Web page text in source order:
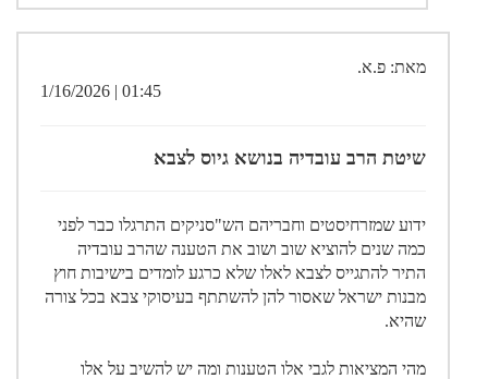
מאת: פ.א.
01:45 | 1/16/2026
שיטת הרב עובדיה בנושא גיוס לצבא
ידוע שמזרחיסטים וחבריהם הש"סניקים התרגלו כבר לפני
כמה שנים להוציא שוב ושוב את הטענה שהרב עובדיה
התיר להתגייס לצבא לאלו שלא כרגע לומדים בישיבות חוץ
מבנות ישראל שאסור להן להשתתף בעיסוקי צבא בכל צורה
שהיא.
מהי המציאות לגבי אלו הטענות ומה יש להשיב על אלו